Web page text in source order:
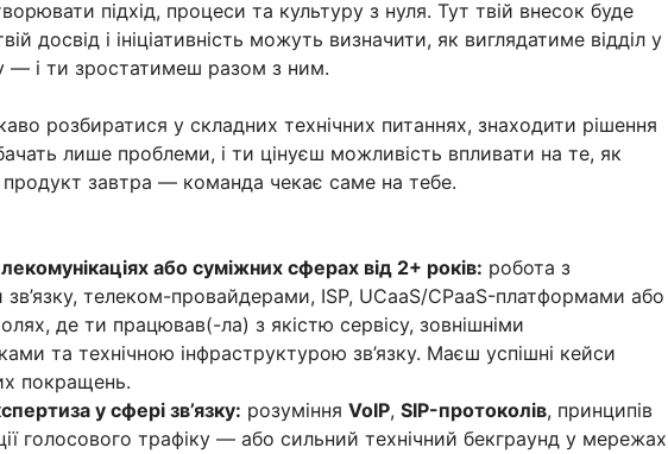
підхід, процеси та культуру з нуля. Тут твій внесок буде
досвід і ініціативність можуть визначити, як виглядатиме відділ у
— і ти зростатимеш разом з ним.
розбиратися у складних технічних питаннях, знаходити рішення
лише проблеми, і ти цінуєш можливість впливати на те, як
продукт завтра — команда чекає саме на тебе.
або суміжних сферах від 2+ років: робота з
телеком-провайдерами, ISP, UCaaS/CPaaS-платформами або
де ти працював(-ла) з якістю сервісу, зовнішніми
та технічною інфраструктурою зв’язку. Маєш успішні кейси
покращень.
у сфері зв’язку: розуміння VoIP, SIP-протоколів, принципів
голосового трафіку — або сильний технічний бекграунд у мережах